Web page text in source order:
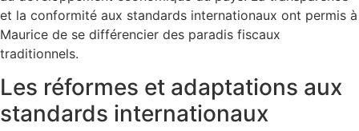
et la conformité aux standards internationaux ont permis à
Maurice de se différencier des paradis fiscaux
traditionnels.
Les réformes et adaptations aux
standards internationaux